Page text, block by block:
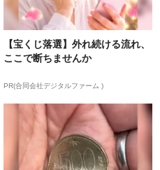
【宝くじ落選】外れ続ける流れ、
ここで断ちませんか
PR(合同会社デジタルファーム )